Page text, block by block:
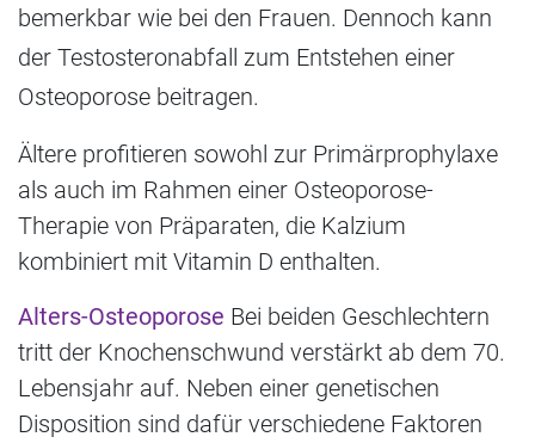
bemerkbar wie bei den Frauen. Dennoch kann
der Testosteronabfall zum Entstehen einer
Osteoporose beitragen.
Ältere profitieren sowohl zur Primärprophylaxe
als auch im Rahmen einer Osteoporose-
Therapie von Präparaten, die Kalzium
kombiniert mit Vitamin D enthalten.
Alters-Osteoporose Bei beiden Geschlechtern
tritt der Knochenschwund verstärkt ab dem 70.
Lebensjahr auf. Neben einer genetischen
Disposition sind dafür verschiedene Faktoren